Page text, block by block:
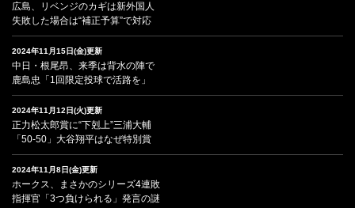
広島、リベンジのカギは新外国人
失敗した場合は“補正予算”で対応
2024年11月15日(金)更新
中日・根尾昂、来季は背水の陣で
鹿島忠「1回限定投球で活路を」
2024年11月12日(火)更新
正力松太郎賞に“下剋上”三浦大輔
「50-50」大谷翔平はなぜ特別賞
2024年11月8日(金)更新
ホークス、まさかのシリーズ4連敗
指揮官「3つ負けられる」発言の謎